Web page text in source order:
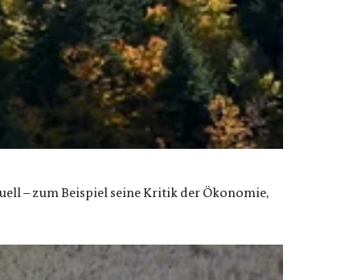
– zum Beispiel seine Kritik der Ökonomie,